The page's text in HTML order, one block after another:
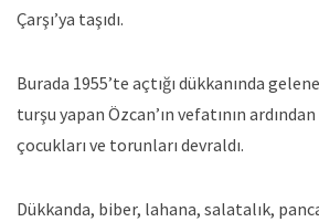
Çarşı’ya taşıdı.
Burada 1955’te açtığı dükkanında
turşu yapan Özcan’ın vefatının
çocukları ve torunları devraldı.
Dükkanda, biber, lahana, salatalık,